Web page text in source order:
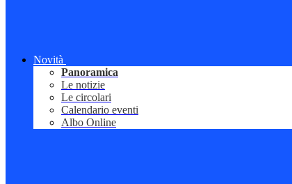
Novità
Panoramica
Le notizie
Le circolari
Calendario eventi
Albo Online